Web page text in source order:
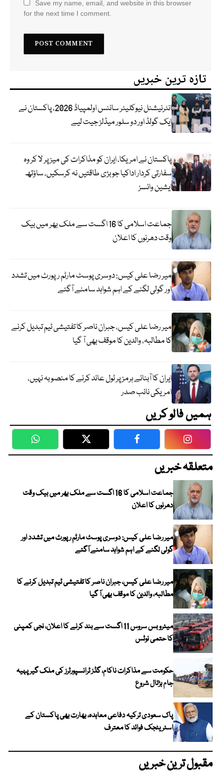
Save my name, email, and website in this browser
for the next time I comment.
تازہ ترین خبریں
انٹرنیشنل نیوکلیئر سائنس اولمپیاڈ 2026، پاکستان نے
ایک گولڈ اور دو سلور میڈلز جیت لیے
پاکستان نے امریکا، ایران کو مذاکرات کی میز پر لا کر وہ
سفارتی کردار اداکیا جو بڑی طاقتیں نہ کرسکیں، ساؤتھ
ایشین وائسز
جماعت اسلامی کا 16 اگست سے ملک بھر میں بیک
وقت دھرنوں کا اعلان
میر رضا علی کیس: دوسری پوسٹ مارٹم رپورٹ میں تشدد
اور گولی لگنے کے اہم شواہد سامنے آگئے
میر رضا علی کیس، جبران ناصر کا تفتیشی ٹیم تبدیل کرنے
کا مطالبہ، والدین کا موقف بھی آ گیا
ایران کا آبنائے ہرمز پر ٹول عائد کرنے کا منصوبہ نہیں،
امریکی نائب صدر
ہمیں فالو کریں
WhatsApp Twitter Facebook
متعلقہ خبریں
جماعت اسلامی کا 16 اگست سے ملک بھر میں بیک وقت
دھرنوں کا اعلان
میر رضا علی کیس: دوسری پوسٹ مارٹم رپورٹ میں تشدد اور
گولی لگنے کے اہم شواہد سامنے آگئے
میر رضا علی کیس، جبران ناصر کا تفتیشی ٹیم تبدیل کرنے کا
مطالبہ، والدین کا موقف بھی آ گیا
میٹرو بس سروس 11 اگست سے بند کرنے کا اعلان، نجی کمپنی
کا حتمی نوٹس
حکومت سے مذاکرات ناکام، گڈز ٹرانسپورٹرز کی ملک گیر پہیہ
جام ہڑتال شروع
پاک سعودی ترکیہ دفاعی معاہدہ، بھارت بھی پاکستان کے
اسٹریٹجک فوائد کا معترف
مقبول ترین خبریں